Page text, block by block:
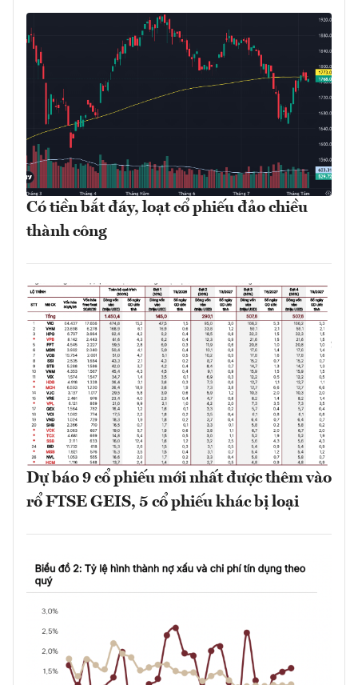
Có tiền bắt đáy, loạt cổ phiếu đảo chiều
thành công
Dự báo 9 cổ phiếu mới nhất được thêm vào
rổ FTSE GEIS, 5 cổ phiếu khác bị loại